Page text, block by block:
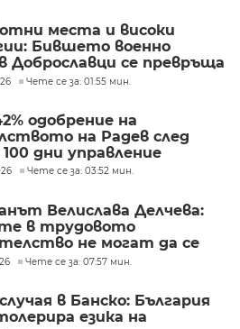
места и високи
Бившето военно
Доброславци се превръща
център
Чете се за: 01:55 мин.
одобрение на
на Радев след
дни управление
Чете се за: 03:52 мин.
Велислава Делчева:
в трудовото
не могат да се
бюджета
Чете се за: 07:57 мин.
в Банско: България
езика на